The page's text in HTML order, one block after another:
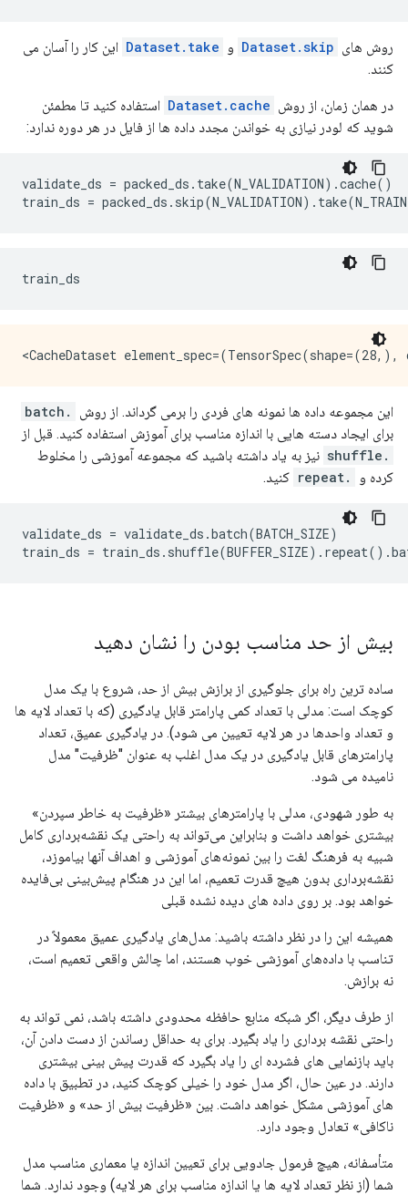
روش های Dataset.skip و Dataset.take این کار را آسان می
کنند.
در همان زمان، از روش Dataset.cache استفاده کنید تا مطمئن
شوید که لودر نیازی به خواندن مجدد داده ها از فایل در هر دوره ندارد:
validate_ds = packed_ds . take(N_VALIDATION).cache()
train_ds = packed_ds . skip(N_VALIDATION). take(N_TRAIN
train_ds
این مجموعه داده ها نمونه های فردی را برمی گرداند. از روش
.batch
برای ایجاد دسته هایی با اندازه مناسب برای آموزش استفاده کنید. قبل از
.shuffle
نیز به یاد داشته باشید که مجموعه آموزشی را مخلوط
کرده و
.repeat کنید.
validate_ds = validate_ds .batch(BATCH_SIZE)
train_ds = train_ds . shuffle(BUFFER_SIZE). repeat().
بیش از حد مناسب بودن را نشان دهید
ساده ترین راه برای جلوگیری از برازش بیش از حد، شروع با یک مدل
کوچک است: مدلی با تعداد کمی پارامتر قابل یادگیری (که با تعداد لایه ها
و تعداد واحدها در هر لایه تعیین می شود). در یادگیری عمیق، تعداد
پارامترهای قابل یادگیری در یک مدل اغلب به عنوان "ظرفیت" مدل
نامیده می شود.
به طور شهودی، مدلی با پارامترهای بیشتر «ظرفیت به خاطر سپردن»
بیشتری خواهد داشت و بنابراین می‌تواند به راحتی یک نقشه‌برداری کامل
شبیه به فرهنگ لغت را بین نمونه‌های آموزشی و اهداف آنها بیاموزد،
نقشه‌برداری بدون هیچ قدرت تعمیم، اما این در هنگام پیش‌بینی بی‌فایده
خواهد بود. بر روی داده های دیده نشده قبلی
همیشه این را در نظر داشته باشید: مدل‌های یادگیری عمیق معمولاً در
تناسب با داده‌های آموزشی خوب هستند، اما چالش واقعی تعمیم است،
نه برازش.
از طرف دیگر، اگر شبکه منابع حافظه محدودی داشته باشد، نمی تواند به
راحتی نقشه برداری را یاد بگیرد. برای به حداقل رساندن از دست دادن آن،
باید بازنمایی های فشرده ای را یاد بگیرد که قدرت پیش بینی بیشتری
دارند. در عین حال، اگر مدل خود را خیلی کوچک کنید، در تطبیق با داده
های آموزشی مشکل خواهد داشت. بین «ظرفیت بیش از حد» و «ظرفیت
ناکافی» تعادل وجود دارد.
متأسفانه، هیچ فرمول جادویی برای تعیین اندازه یا معماری مناسب مدل
شما (از نظر تعداد لایه ها یا اندازه مناسب برای هر لایه) وجود ندارد. شما